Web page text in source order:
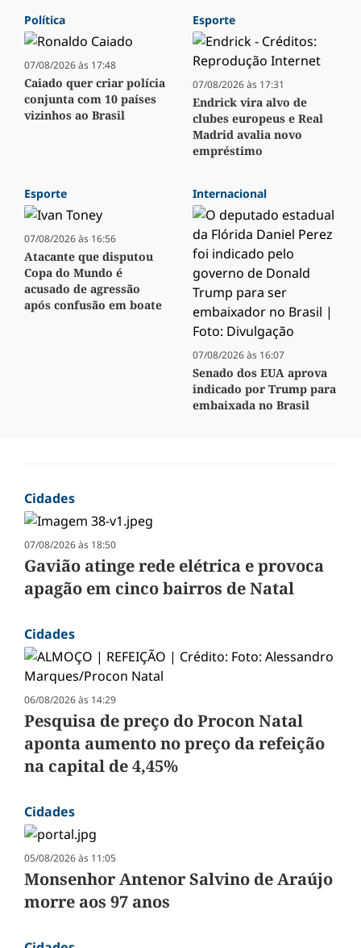
Política
07/08/2026 às 17:48
Caiado quer criar polícia
conjunta com 10 países
vizinhos ao Brasil
Esporte
07/08/2026 às 17:31
Endrick vira alvo de
clubes europeus e Real
Madrid avalia novo
empréstimo
Esporte
07/08/2026 às 16:56
Atacante que disputou
Copa do Mundo é
acusado de agressão
após confusão em boate
Internacional
07/08/2026 às 16:07
Senado dos EUA aprova
indicado por Trump para
embaixada no Brasil
Cidades
07/08/2026 às 18:50
Gavião atinge rede elétrica e provoca
apagão em cinco bairros de Natal
Cidades
06/08/2026 às 14:29
Pesquisa de preço do Procon Natal
aponta aumento no preço da refeição
na capital de 4,45%
Cidades
05/08/2026 às 11:05
Monsenhor Antenor Salvino de Araújo
morre aos 97 anos